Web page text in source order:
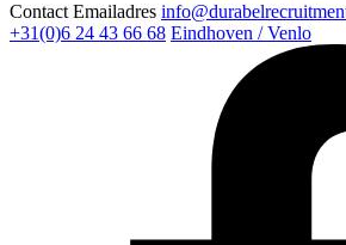
Contact Emailadres
+31(0)6 24 43 66 68 Eindhoven / Venlo